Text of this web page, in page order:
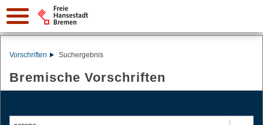
Vorschriften Suchergebnis
Bremische Vorschriften